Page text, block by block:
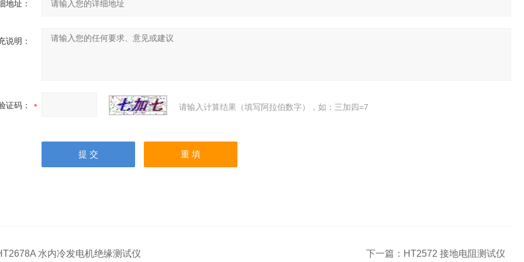
地址：
说明：
证码： 请输入计算结果（填写阿拉伯数字），如：三加四=7
水内冷发电机绝缘测试仪 下一篇： HT2572 接地电阻测试仪